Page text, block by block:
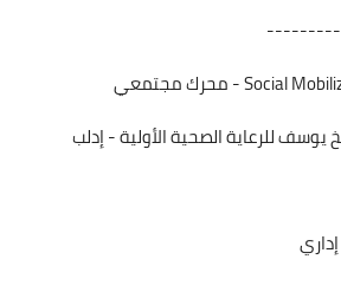
للرعاية الصحية الأولية - إدلب